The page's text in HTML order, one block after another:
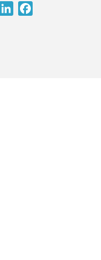
LinkedIn